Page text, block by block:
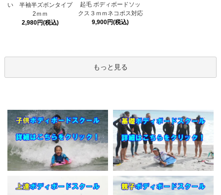
い 半袖半ズボンタイプ
2ｍｍ
2,980円(税込)
起毛 ボディボードソッ
クス３ｍｍネコポス対応
9,900円(税込)
もっと見る